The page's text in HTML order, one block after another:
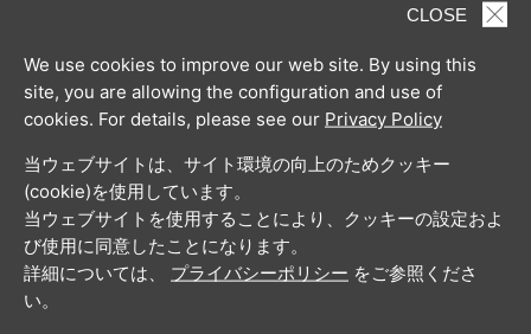
CLOSE
We use cookies to improve our web site. By using this
site, you are allowing the configuration and use of
cookies. For details, please see our Privacy Policy
当ウェブサイトは、サイト環境の向上のためクッキー
(cookie)を使用しています。
当ウェブサイトを使用することにより、クッキーの設定およ
び使用に同意したことになります。
詳細については、 プライバシーポリシー をご参照くださ
い。